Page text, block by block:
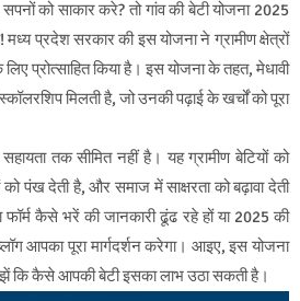
को साकार करे? तो गांव की बेटी योजना 2025
प्रदेश सरकार की इस योजना ने ग्रामीण क्षेत्रों
लिए प्रोत्साहित किया है। इस योजना के तहत, मेधावी
मिलती है, जो उनकी पढ़ाई के खर्चों को पूरा
तक सीमित नहीं है। यह ग्रामीण बेटियों को
पंख देती है, और समाज में साक्षरता को बढ़ावा देती
कैसे भरें की जानकारी ढूंढ रहे हों या 2025 की
आपका पूरा मार्गदर्शन करेगा। आइए, इस योजना
कि कैसे आपकी बेटी इसका लाभ उठा सकती है।